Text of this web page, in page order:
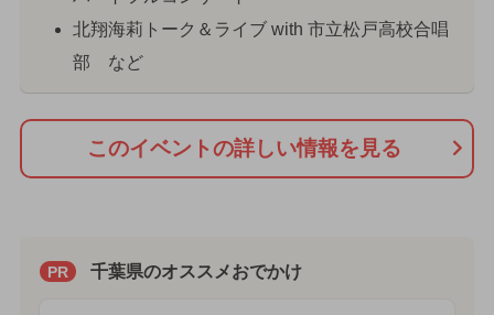
北翔海莉トーク＆ライブ with 市立松戸高校合唱
部 など
このイベントの詳しい情報を見る
PR 千葉県のオススメおでかけ